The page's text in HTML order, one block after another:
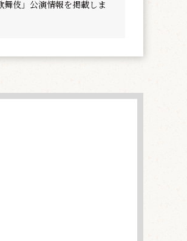
舞伎」公演情報を掲載しま